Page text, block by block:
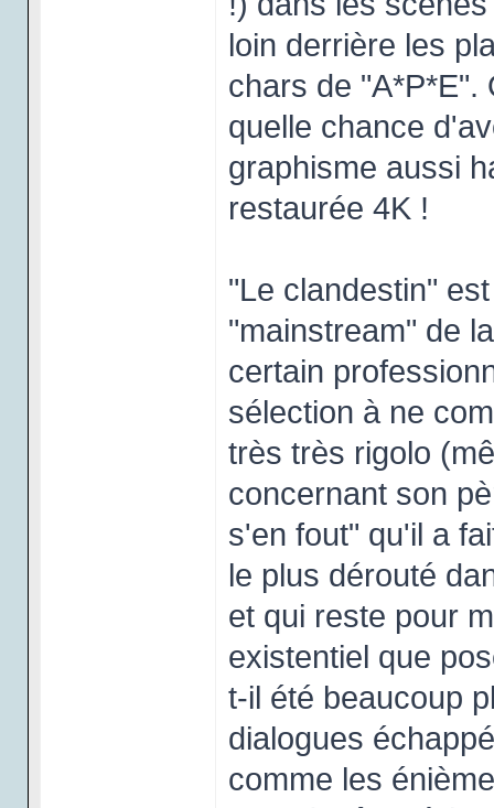
loin derrière les
chars de "A*P*E".
quelle chance
graphisme aussi
restaurée 4K !
"Le clandestin"
"mainstream" de
certain
sélection à ne
très très rigolo
concernant son
s'en fout" qu'il a
le plus dérouté
et qui reste pour
existentiel que
t-il été beaucoup
dialogues
comme les